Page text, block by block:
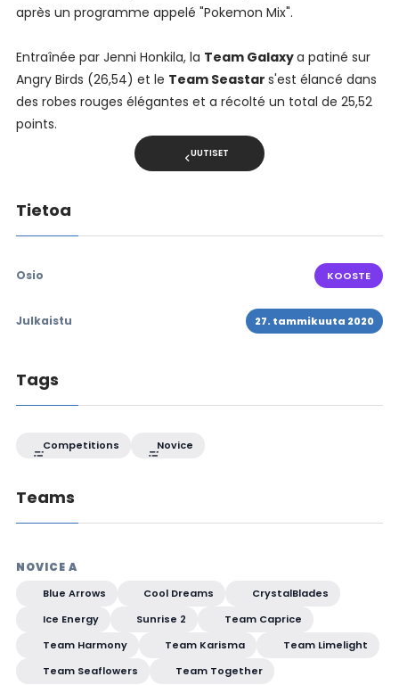
après un programme appelé "Pokemon Mix".
Entraînée par Jenni Honkila, la Team Galaxya patiné sur
Angry Birds (26,54) et le Team Seastar s'est élancé dans
des robes rouges élégantes et a récolté un total de 25,52
points.
UUTISET
Tietoa
Osio KOOSTE
Julkaistu 27. tammikuuta 2020
Tags
Competitions Novice
Teams
NOVICE A
Blue Arrows Cool Dreams
CrystalBlades
Ice Energy
Sunrise 2
Team Caprice
Team Harmony
Team Karisma
Team Limelight
Team Seaflowers
Team Together